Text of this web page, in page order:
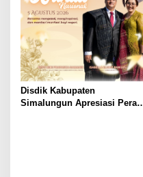
Disdik Kabupaten
Simalungun Apresiasi Peran